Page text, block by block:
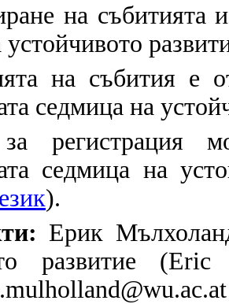
на събитията
на събития е
седмица на
за
седмица на
).
Ерик
развитие